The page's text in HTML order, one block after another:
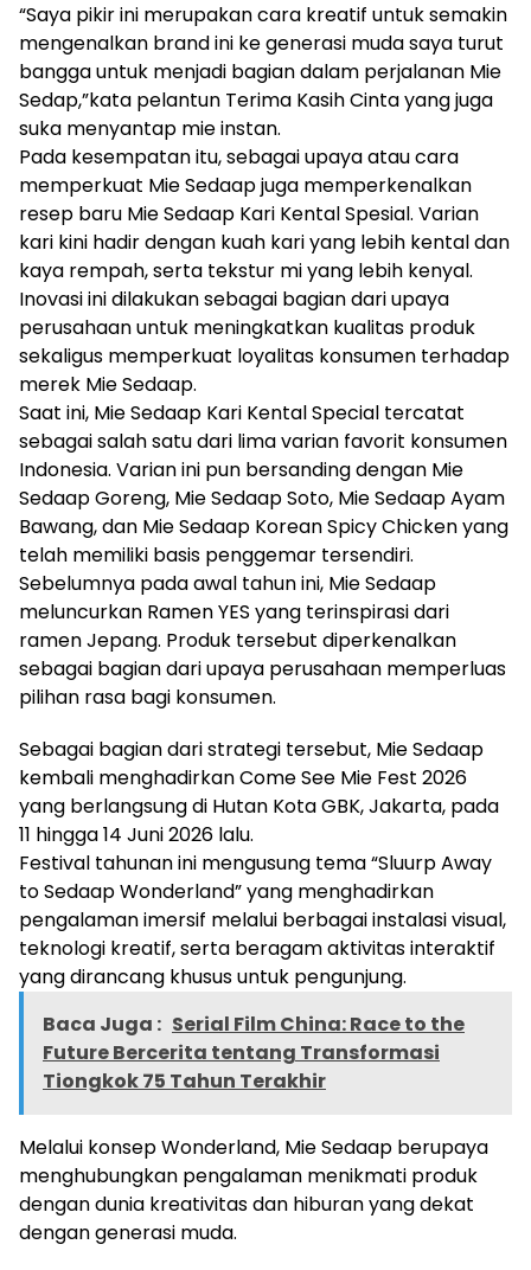
“Saya pikir ini merupakan cara kreatif untuk semakin
mengenalkan brand ini ke generasi muda saya turut
bangga untuk menjadi bagian dalam perjalanan Mie
Sedap,”kata pelantun Terima Kasih Cinta yang juga
suka menyantap mie instan.
Pada kesempatan itu, sebagai upaya atau cara
memperkuat Mie Sedaap juga memperkenalkan
resep baru Mie Sedaap Kari Kental Spesial. Varian
kari kini hadir dengan kuah kari yang lebih kental dan
kaya rempah, serta tekstur mi yang lebih kenyal.
Inovasi ini dilakukan sebagai bagian dari upaya
perusahaan untuk meningkatkan kualitas produk
sekaligus memperkuat loyalitas konsumen terhadap
merek Mie Sedaap.
Saat ini, Mie Sedaap Kari Kental Special tercatat
sebagai salah satu dari lima varian favorit konsumen
Indonesia. Varian ini pun bersanding dengan Mie
Sedaap Goreng, Mie Sedaap Soto, Mie Sedaap Ayam
Bawang, dan Mie Sedaap Korean Spicy Chicken yang
telah memiliki basis penggemar tersendiri.
Sebelumnya pada awal tahun ini, Mie Sedaap
meluncurkan Ramen YES yang terinspirasi dari
ramen Jepang. Produk tersebut diperkenalkan
sebagai bagian dari upaya perusahaan memperluas
pilihan rasa bagi konsumen.
Sebagai bagian dari strategi tersebut, Mie Sedaap
kembali menghadirkan Come See Mie Fest 2026
yang berlangsung di Hutan Kota GBK, Jakarta, pada
11 hingga 14 Juni 2026 lalu.
Festival tahunan ini mengusung tema “Sluurp Away
to Sedaap Wonderland” yang menghadirkan
pengalaman imersif melalui berbagai instalasi visual,
teknologi kreatif, serta beragam aktivitas interaktif
yang dirancang khusus untuk pengunjung.
Baca Juga : Serial Film China: Race to the
Future Bercerita tentang Transformasi
Tiongkok 75 Tahun Terakhir
Melalui konsep Wonderland, Mie Sedaap berupaya
menghubungkan pengalaman menikmati produk
dengan dunia kreativitas dan hiburan yang dekat
dengan generasi muda.